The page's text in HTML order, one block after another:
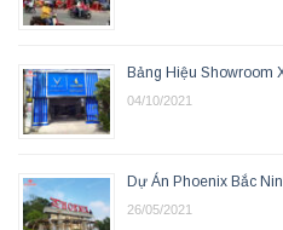
Bảng Hiệu Showroom
04/10/2021
Dự Án Phoenix Bắc
26/05/2021